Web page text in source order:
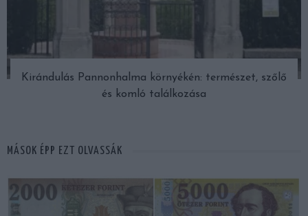
Kirándulás Pannonhalma környékén: természet, szőlő
és komló találkozása
MÁSOK ÉPP EZT OLVASSÁK